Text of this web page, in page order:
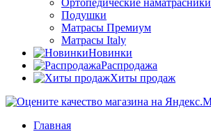
Ортопедические наматрасники
Подушки
Матрасы Премиум
Матрасы Italy
Новинки
Распродажа
Хиты продаж
Главная